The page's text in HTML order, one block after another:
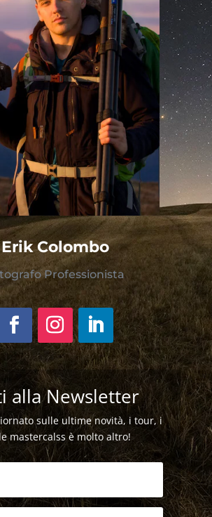
Erik Colombo
Professionista
alla Newsletter
sulle ultime novità, i tour, i
mastercalss è molto altro!